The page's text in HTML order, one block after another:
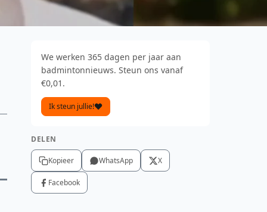
We werken 365 dagen per jaar aan
badmintonnieuws. Steun ons vanaf
€0,01.
Ik steun jullie!
DELEN
Kopieer WhatsApp X
Facebook